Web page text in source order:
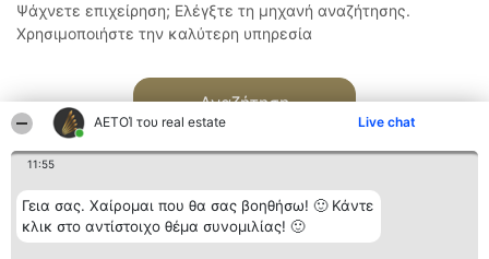
ΑΕΤΟΊ του real estate Live chat
11:55
Γεια σας. Χαίρομαι που θα σας βοηθήσω! 🙂 Κάντε
κλικ στο αντίστοιχο θέμα συνομιλίας! 🙂
Ψάχνετε επιχείρηση; Ελέγξτε τη μηχανή αναζήτησης.
Χρησιμοποιήστε την καλύτερη υπηρεσία
Αναζήτηση